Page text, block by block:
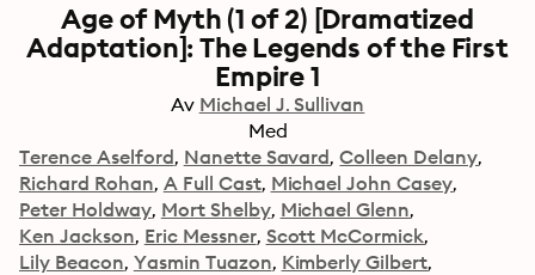
Age of Myth (1 of 2) [Dramatized
Adaptation]: The Legends of the First
Empire 1
Av Michael J. Sullivan
Med
Terence Aselford Nanette Savard Colleen Delany
Richard Rohan A Full Cast Michael John Casey
Peter Holdway Mort Shelby Michael Glenn
Ken Jackson Eric Messner Scott McCormick
Lily Beacon Yasmin Tuazon Kimberly Gilbert